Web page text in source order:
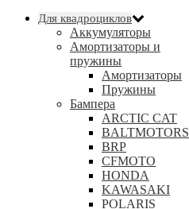
Для квадроциклов
Аккумуляторы
Амортизаторы и
пружины
Амортизаторы
Пружины
Бампера
ARCTIC CAT
BALTMOTORS
BRP
CFMOTO
HONDA
KAWASAKI
POLARIS